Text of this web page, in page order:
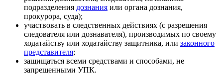
подразделения дознания или органа дознания,
прокурора, суда);
участвовать в следственных действиях (с разрешения
следователя или дознавателя), производимых по своему
ходатайству или ходатайству защитника, или законного
представителя;
защищаться всеми средствами и способами, не
запрещенными УПК.